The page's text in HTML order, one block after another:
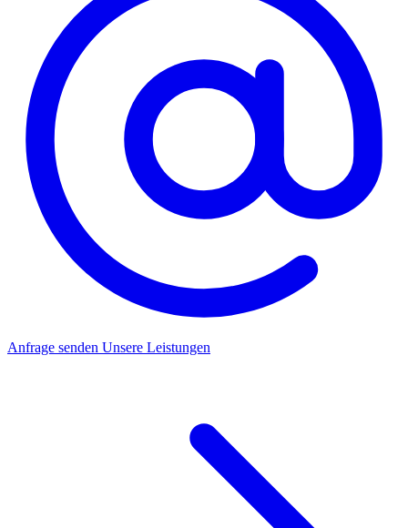
Anfrage senden Unsere Leistungen